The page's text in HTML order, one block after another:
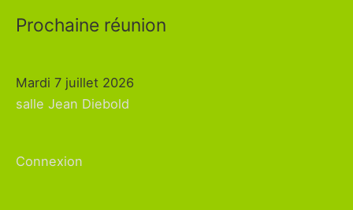
Prochaine réunion
Mardi 7 juillet 2026
salle Jean Diebold
Connexion